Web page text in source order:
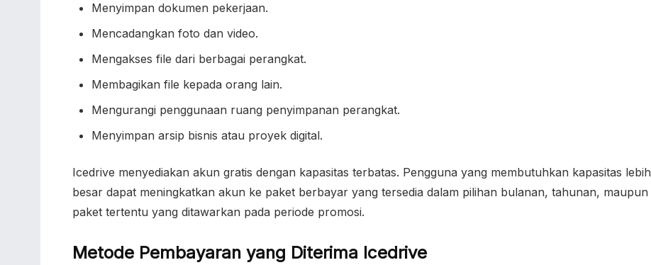
Menyimpan dokumen pekerjaan.
Mencadangkan foto dan video.
Mengakses file dari berbagai perangkat.
Membagikan file kepada orang lain.
Mengurangi penggunaan ruang penyimpanan perangkat.
Menyimpan arsip bisnis atau proyek digital.
Icedrive menyediakan akun gratis dengan kapasitas terbatas. Pengguna yang membutuhkan kapasitas lebih
besar dapat meningkatkan akun ke paket berbayar yang tersedia dalam pilihan bulanan, tahunan, maupun
paket tertentu yang ditawarkan pada periode promosi.
Metode Pembayaran yang Diterima Icedrive